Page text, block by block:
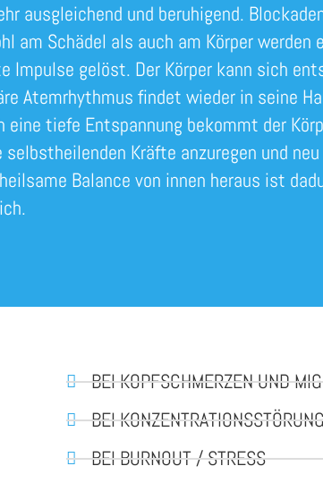
ausgleichend und beruhigend.
am Schädel als auch am Körper
Impulse gelöst. Der Körper kann sich
Atemrhythmus findet wieder in seine
eine tiefe Entspannung bekommt der
selbstheilenden Kräfte anzuregen und
Balance von innen heraus ist
BEI KOPFSCHMERZEN UND
BEI
BEI BURNOUT / STRESS